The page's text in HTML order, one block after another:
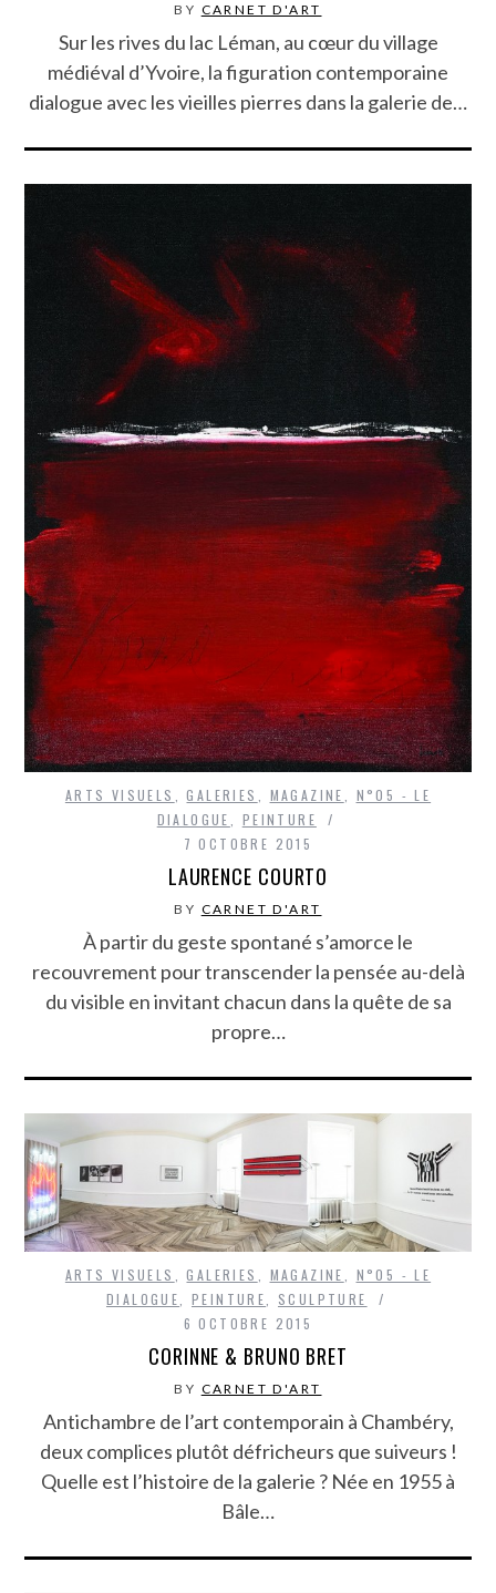
BY CARNET D'ART
Sur les rives du lac Léman, au cœur du village
médiéval d’Yvoire, la figuration contemporaine
dialogue avec les vieilles pierres dans la galerie de…
ARTS VISUELS ,GALERIES MAGAZINE
N°05 - LE
DIALOGUE
PEINTURE
7 OCTOBRE 2015
LAURENCE COURTO
BY CARNET D'ART
À partir du geste spontané s’amorce le
recouvrement pour transcender la pensée au-delà
du visible en invitant chacun dans la quête de sa
propre…
ARTS VISUELS ,GALERIES MAGAZINE
N°05 - LE
DIALOGUE
PEINTURE
SCULPTURE
6 OCTOBRE 2015
CORINNE & BRUNO BRET
BY CARNET D'ART
Antichambre de l’art contemporain à Chambéry,
deux complices plutôt défricheurs que suiveurs !
Quelle est l’histoire de la galerie ? Née en 1955 à
Bâle…